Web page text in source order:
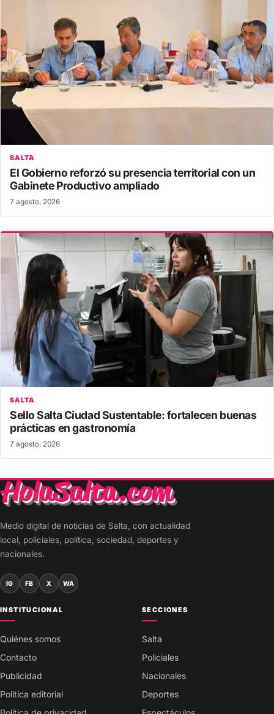
SALTA
El Gobierno reforzó su presencia territorial con un
Gabinete Productivo ampliado
7 agosto, 2026
SALTA
Sello Salta Ciudad Sustentable: fortalecen buenas
prácticas en gastronomía
7 agosto, 2026
Medio digital de noticias de Salta, con actualidad
local, policiales, política, sociedad, deportes y
nacionales.
IG FB X WA
INSTITUCIONAL
Quiénes somos
Contacto
Publicidad
Política editorial
SECCIONES
Salta
Policiales
Nacionales
Deportes